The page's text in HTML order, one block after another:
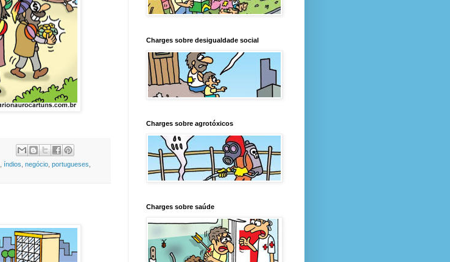
índios negócio, portugueses
Charges sobre desigualdade social
Charges sobre agrotóxicos
Charges sobre saúde